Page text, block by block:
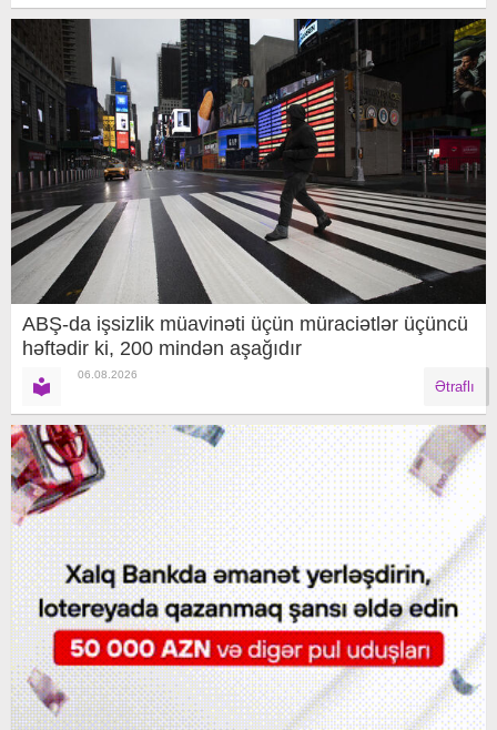
ABŞ-da işsizlik müavinəti üçün müraciətlər üçüncü
həftədir ki, 200 mindən aşağıdır
06.08.2026
Ətraflı